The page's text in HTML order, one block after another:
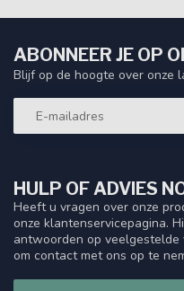
HULP OF ADVIES
Heeft u vragen over onze
onze klantenservicepagina.
antwoorden op veelgestelde
om contact met ons op te
ABONNEER JE OP
Blijf op de hoogte over onze